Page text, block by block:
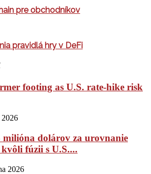
pre obchodníkov
pravidlá hry v DeFi
footing as U.S. rate-hike risk
milióna dolárov za urovnanie
fúzii s U.S....
2026